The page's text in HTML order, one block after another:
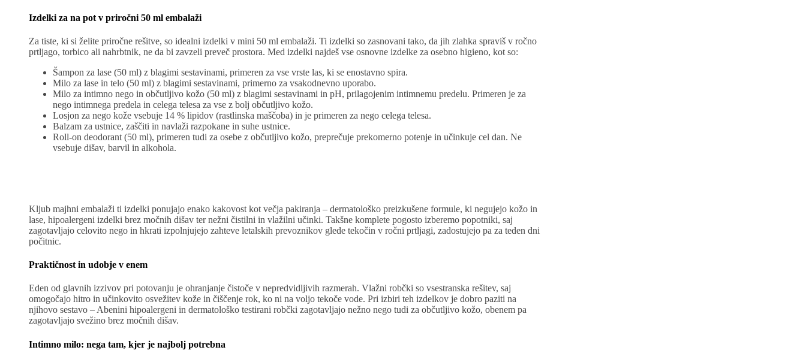
Izdelki za na pot v priročni 50 ml embalaži
Za tiste, ki si želite priročne rešitve, so idealni izdelki v mini 50 ml embalaži. Ti izdelki so zasnovani tako, da jih zlahka spraviš v ročno
prtljago, torbico ali nahrbtnik, ne da bi zavzeli preveč prostora. Med izdelki najdeš vse osnovne izdelke za osebno higieno, kot so:
Šampon za lase (50 ml) z blagimi sestavinami, primeren za vse vrste las, ki se enostavno spira.
Milo za lase in telo (50 ml) z blagimi sestavinami, primerno za vsakodnevno uporabo.
Milo za intimno nego in občutljivo kožo (50 ml) z blagimi sestavinami in pH, prilagojenim intimnemu predelu. Primeren je za
nego intimnega predela in celega telesa za vse z bolj občutljivo kožo.
Losjon za nego kože vsebuje 14 % lipidov (rastlinska maščoba) in je primeren za nego celega telesa.
Balzam za ustnice, zaščiti in navlaži razpokane in suhe ustnice.
Roll-on deodorant (50 ml), primeren tudi za osebe z občutljivo kožo, preprečuje prekomerno potenje in učinkuje cel dan. Ne
vsebuje dišav, barvil in alkohola.
Kljub majhni embalaži ti izdelki ponujajo enako kakovost kot večja pakiranja – dermatološko preizkušene formule, ki negujejo kožo in
lase, hipoalergeni izdelki brez močnih dišav ter nežni čistilni in vlažilni učinki. Takšne komplete pogosto izberemo popotniki, saj
zagotavljajo celovito nego in hkrati izpolnjujejo zahteve letalskih prevoznikov glede tekočin v ročni prtljagi, zadostujejo pa za teden dni
počitnic.
Praktičnost in udobje v enem
Eden od glavnih izzivov pri potovanju je ohranjanje čistoče v nepredvidljivih razmerah. Vlažni robčki so vsestranska rešitev, saj
omogočajo hitro in učinkovito osvežitev kože in čiščenje rok, ko ni na voljo tekoče vode. Pri izbiri teh izdelkov je dobro paziti na
njihovo sestavo – Abenini hipoalergeni in dermatološko testirani robčki zagotavljajo nežno nego tudi za občutljivo kožo, obenem pa
zagotavljajo svežino brez močnih dišav.
Intimno milo: nega tam, kjer je najbolj potrebna